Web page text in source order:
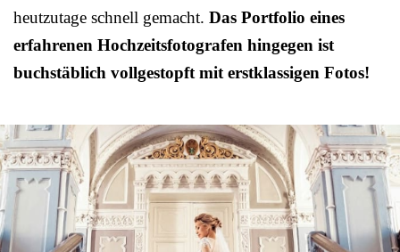
heutzutage schnell gemacht. Das Portfolio eines
erfahrenen Hochzeitsfotografen hingegen ist
buchstäblich vollgestopft mit erstklassigen Fotos!